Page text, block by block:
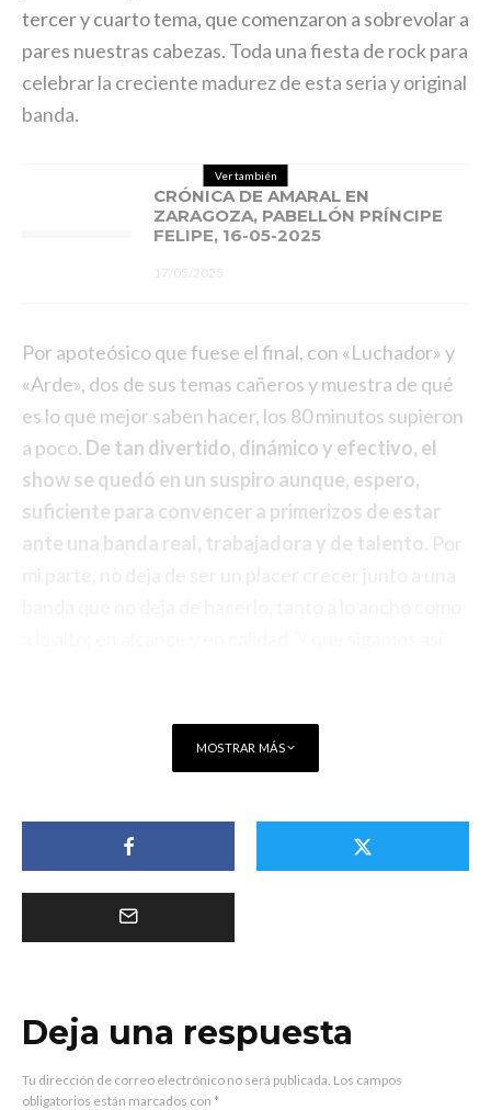
tercer y cuarto tema, que comenzaron a sobrevolar a
pares nuestras cabezas. Toda una fiesta de rock para
celebrar la creciente madurez de esta seria y original
banda.
Ver también
CRÓNICA DE AMARAL EN
ZARAGOZA, PABELLÓN PRÍNCIPE
FELIPE, 16-05-2025
17/05/2025
Por apoteósico que fuese el final, con «Luchador» y
«Arde», dos de sus temas cañeros y muestra de qué
es lo que mejor saben hacer, los 80 minutos supieron
a poco. De tan divertido, dinámico y efectivo, el
show se quedó en un suspiro aunque, espero,
suficiente para convencer a primerizos de estar
ante una banda real, trabajadora y de talento. Por
MOSTRAR MÁS
Deja una respuesta
Tu dirección de correo electrónico no será publicada. Los campos
obligatorios están marcados con *